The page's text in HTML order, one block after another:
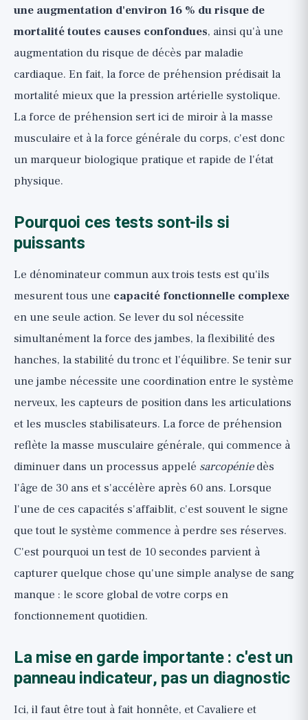
une augmentation d'environ 16 % du risque de
mortalité toutes causes confondues, ainsi qu'à une
augmentation du risque de décès par maladie
cardiaque. En fait, la force de préhension prédisait la
mortalité mieux que la pression artérielle systolique.
La force de préhension sert ici de miroir à la masse
musculaire et à la force générale du corps, c'est donc
un marqueur biologique pratique et rapide de l'état
physique.
Pourquoi ces tests sont-ils si
puissants
Le dénominateur commun aux trois tests est qu'ils
mesurent tous une capacité fonctionnelle complexe
en une seule action. Se lever du sol nécessite
simultanément la force des jambes, la flexibilité des
hanches, la stabilité du tronc et l'équilibre. Se tenir sur
une jambe nécessite une coordination entre le système
nerveux, les capteurs de position dans les articulations
et les muscles stabilisateurs. La force de préhension
reflète la masse musculaire générale, qui commence à
diminuer dans un processus appelé sarcopéniedès
l'âge de 30 ans et s'accélère après 60 ans. Lorsque
l'une de ces capacités s'affaiblit, c'est souvent le signe
que tout le système commence à perdre ses réserves.
C'est pourquoi un test de 10 secondes parvient à
capturer quelque chose qu'une simple analyse de sang
manque : le score global de votre corps en
fonctionnement quotidien.
La mise en garde importante : c'est un
panneau indicateur, pas un diagnostic
Ici, il faut être tout à fait honnête, et Cavaliere et